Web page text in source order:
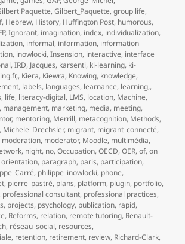
Paquette,Gilbert_Paquette,group life,
, Hebrew, History, Huffington Post, humorous,
,Ignorant, imagination, index, individualization,
, informal, information, information
, inowlocki,Insension, interactive, interface
,IRD, Jacques, karsenti, ki-learning, ki-
, Kiera, Kiewra, Knowing, knowledge,
, labels, languages, learnance, learning,,
, life, literacy-digital, LMS, location, Machine,
, management, marketing, media, meeting,
, mentoring, Merrill, metacognition, Methods,
, Michele_Drechsler, migrant, migrant_connecté,
moderation, moderator, Moodle, multimédia,
, night, no,Occupation,OECD,OER,of,on
orientation, paragraph, paris, participation,
, philippe_inowlocki, phone,
, pierre_pastré, plans, platform, plugin, portfolio,
professional consultant, professional practices,
, projects, psychology, publication, rapid,
, Reforms, relation, remote tutoring, Renault-
, réseau_social, resources,
, retention, retirement, review, Richard-Clark,